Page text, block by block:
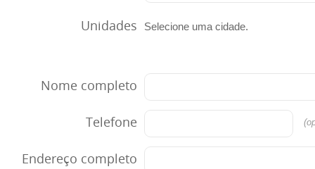
Unidades Selecione uma cidade.
Nome completo
Telefone
Endereço completo